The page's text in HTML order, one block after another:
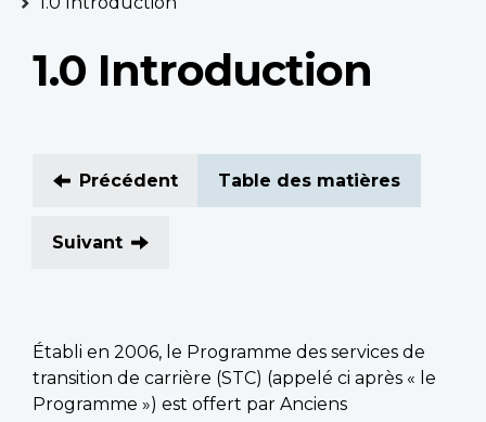
1.0 Introduction
Précédent Table des matières
Suivant
Établi en 2006, le Programme des services de
transition de carrière (STC) (appelé ci après « le
Programme ») est offert par Anciens